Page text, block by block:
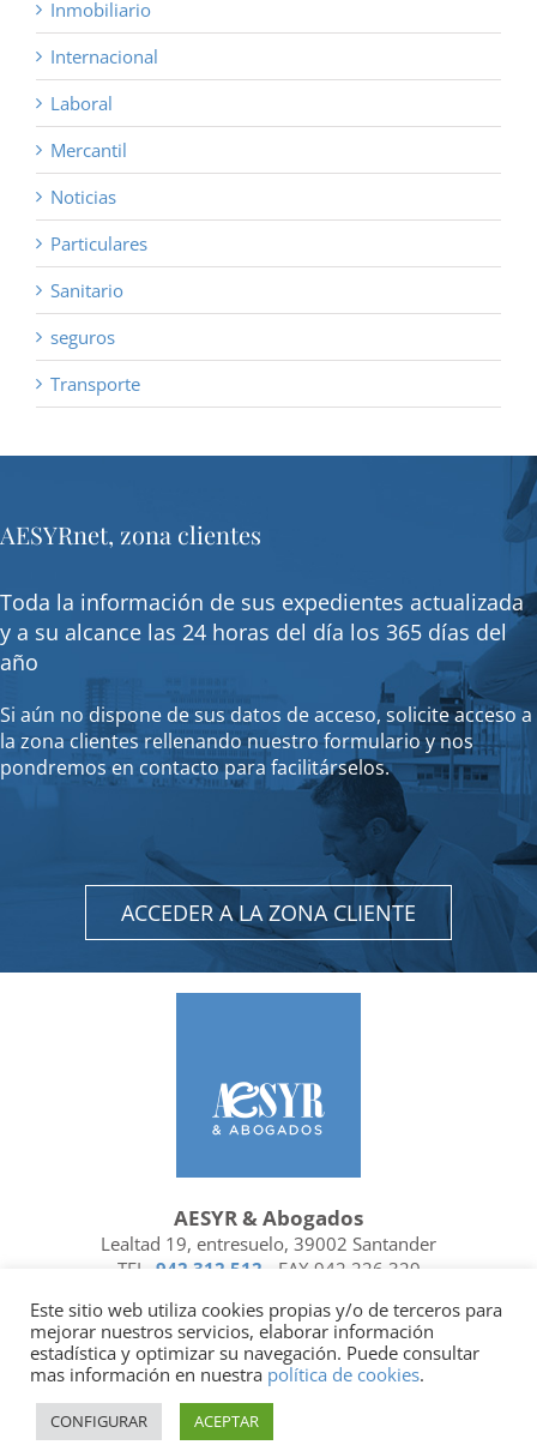
Inmobiliario
Internacional
Laboral
Mercantil
Noticias
Particulares
Sanitario
seguros
Transporte
AESYRnet, zona clientes
Toda la información de sus expedientes actualizada
y a su alcance las 24 horas del día los 365 días del
año
Si aún no dispone de sus datos de acceso, solicite acceso a
la zona clientes rellenando nuestro formulario y nos
pondremos en contacto para facilitárselos.
ACCEDER A LA ZONA CLIENTE
AESYR & Abogados
Lealtad 19, entresuelo, 39002 Santander
TEL. 942 312 512 - FAX 942 226 329
FacebookLinkedin
Socio de | Miembro de
Política de privacidad
Este sitio web utiliza cookies propias y/o de terceros para
mejorar nuestros servicios, elaborar información
estadística y optimizar su navegación. Puede consultar
mas información en nuestra política de cookies.
CONFIGURAR ACEPTAR